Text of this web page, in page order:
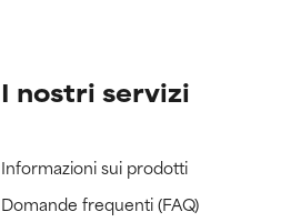
I nostri servizi
Informazioni sui prodotti
Domande frequenti (FAQ)